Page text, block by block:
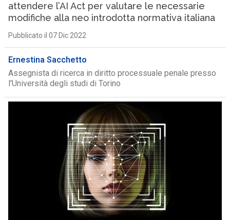
attendere l’AI Act per valutare le necessarie
modifiche alla neo introdotta normativa italiana
Pubblicato il 07 Dic 2022
Ernestina Sacchetto
Assegnista di ricerca in diritto processuale penale presso
l'Università degli studi di Torino